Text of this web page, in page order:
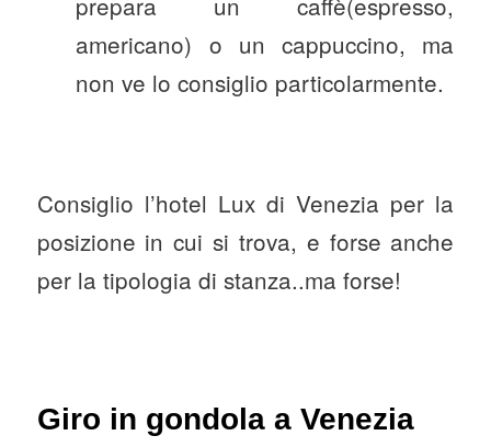
americano) o un cappuccino, ma
non ve lo consiglio particolarmente.
Consiglio l’hotel Lux di Venezia per la
posizione in cui si trova, e forse anche
per la tipologia di stanza..ma forse!
Giro in gondola a Venezia